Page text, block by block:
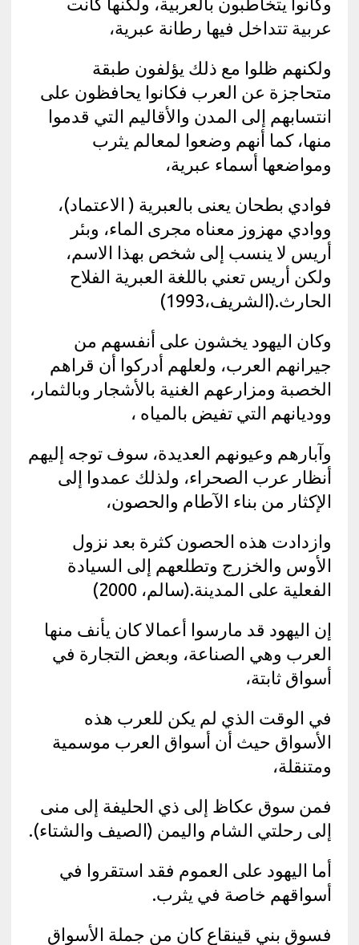
عربية تتداخل فيها رطانة عبرية،
ولكنهم ظلوا مع ذلك يؤلفون طبقة
متحاجزة عن العرب فكانوا يحافظون على
انتسابهم إلى المدن والأقاليم التي قدموا
منها، كما أنهم وضعوا لمعالم يثرب
ومواضعها أسماء عبرية،
فوادي بطحان يعنى بالعبرية ( الاعتماد)،
ووادي مهزوز معناه مجرى الماء، وبئر
أريس لا ينسب إلى شخص بهذا الاسم،
ولكن أريس تعني باللغة العبرية الفلاح
الحارث.(الشريف،1993)
وكان اليهود يخشون على أنفسهم من
جيرانهم العرب، ولعلهم أدركوا أن قراهم
الخصبة ومزارعهم الغنية بالأشجار وبالثمار،
ووديانهم التي تفيض بالمياه ،
وآبارهم وعيونهم العديدة، سوف توجه إليهم
أنظار عرب الصحراء، ولذلك عمدوا إلى
الإكثار من بناء الآطام والحصون،
وازدادت هذه الحصون كثرة بعد نزول
الأوس والخزرج وتطلعهم إلى السيادة
الفعلية على المدينة.(سالم، 2000)
إن اليهود قد مارسوا أعمالا كان يأنف منها
العرب وهي الصناعة، وبعض التجارة في
أسواق ثابتة،
في الوقت الذي لم يكن للعرب هذه
الأسواق حيث أن أسواق العرب موسمية
ومتنقلة،
فمن سوق عكاظ إلى ذي الحليفة إلى منى
إلى رحلتي الشام واليمن (الصيف والشتاء).
أما اليهود على العموم فقد استقروا في
أسواقهم خاصة في يثرب.
فسوق بني قينقاع كان من جملة الأسواق